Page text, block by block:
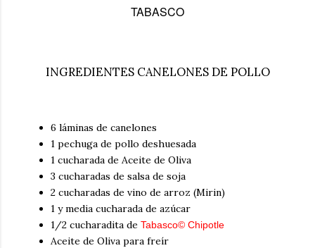
TABASCO
INGREDIENTES CANELONES DE POLLO
6 láminas de canelones
1 pechuga de pollo deshuesada
1 cucharada de Aceite de Oliva
3 cucharadas de salsa de soja
2 cucharadas de vino de arroz (Mirin)
1 y media cucharada de azúcar
1/2 cucharadita de Tabasco© Chipotle
Aceite de Oliva para freír